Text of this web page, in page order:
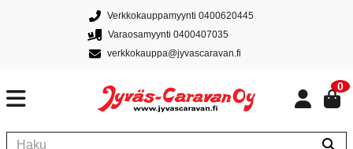
Verkkokauppamyynti 0400620445
Varaosamyynti 0400407035
verkkokauppa@jyvascaravan.fi
0